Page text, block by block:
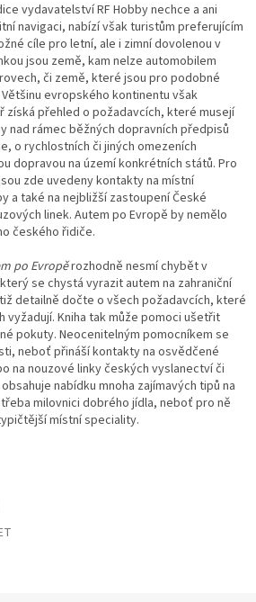
vydavatelství RF Hobby nechce a ani
navigaci, nabízí však turistům preferujícím
cíle pro letní, ale i zimní dovolenou v
jsou země, kam nelze automobilem
či země, které jsou pro podobné
evropského kontinentu však
získá přehled o požadavcích, které musejí
nad rámec běžných dopravních předpisů
o rychlostních či jiných omezeních
dopravou na území konkrétních států. Pro
zde uvedeny kontakty na místní
a také na nejbližší zastoupení České
linek. Autem po Evropě by nemělo
českého řidiče.
po Evropěrozhodně nesmí chybět v
se chystá vyrazit autem na zahraniční
detailně dočte o všech požadavcích, které
Kniha tak může pomoci ušetřit
pokuty. Neocenitelným pomocníkem se
neboť přináší kontakty na osvědčené
na nouzové linky českých vyslanectví či
nabídku mnoha zajímavých tipů na
milovnici dobrého jídla, neboť pro ně
místní speciality.